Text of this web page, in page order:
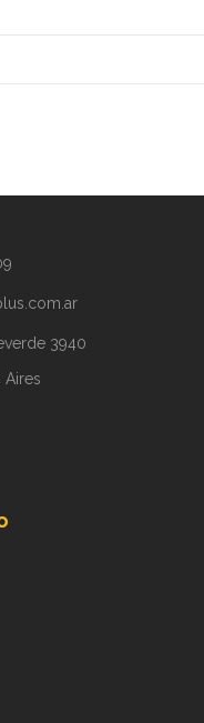
3940
Aires